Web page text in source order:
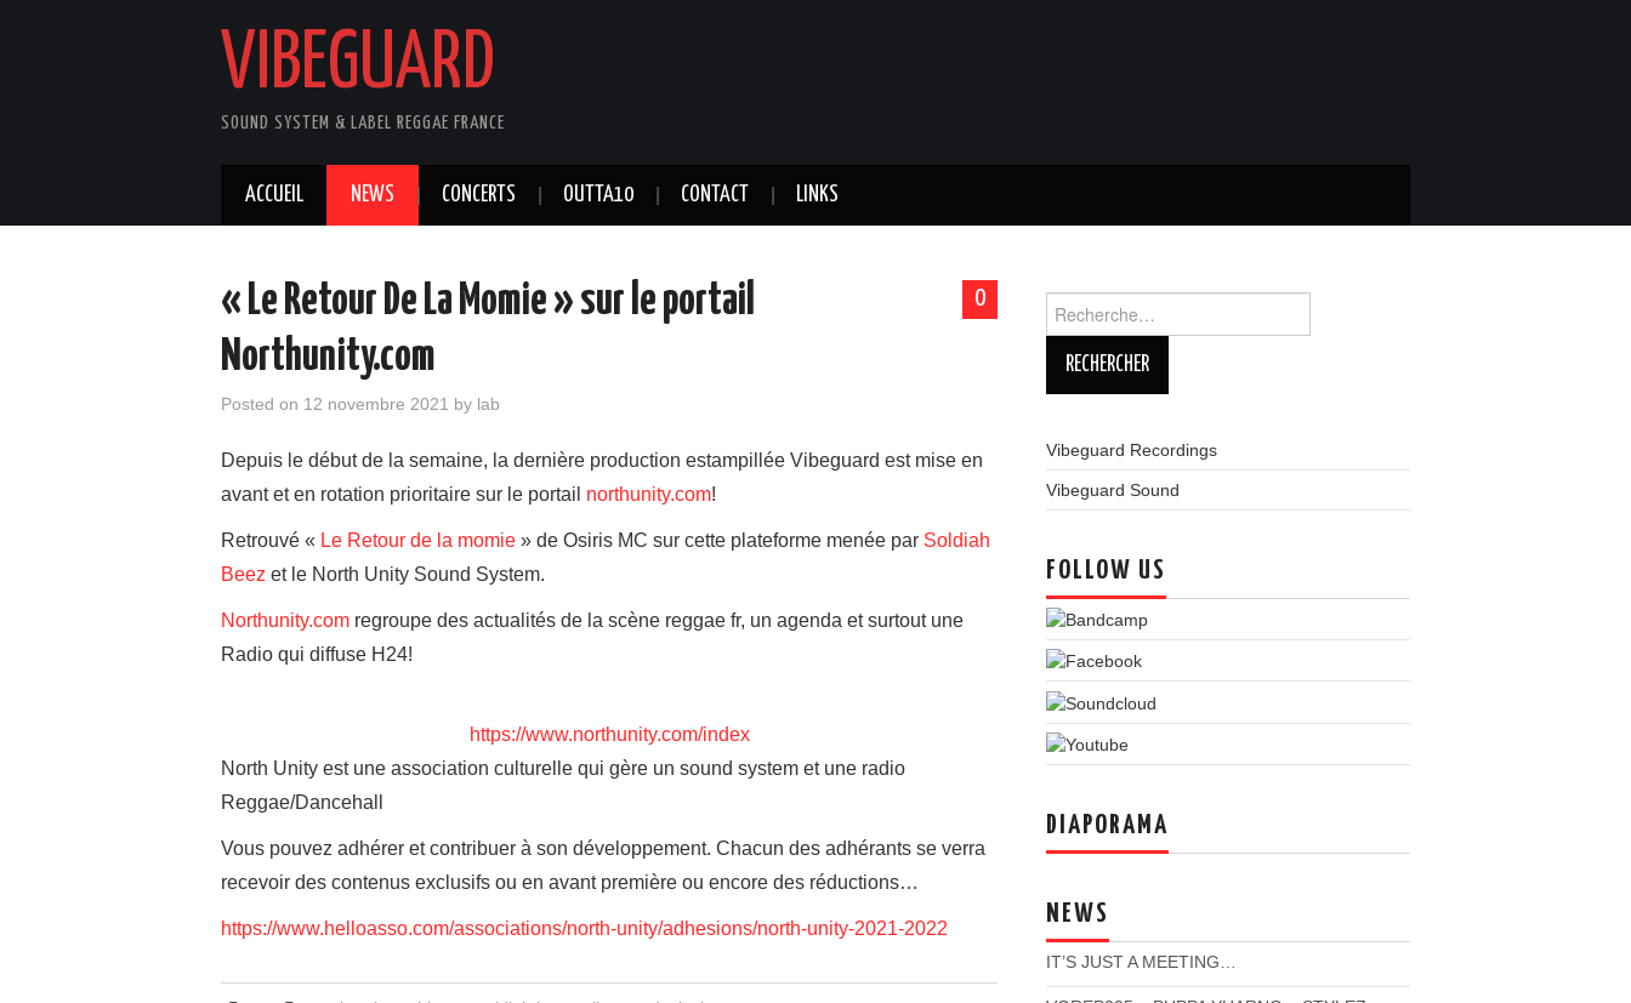
VIBEGUARD
SOUND SYSTEM & LABEL REGGAE FRANCE
ACCUEIL NEWS CONCERTS OUTTA10 CONTACT LINKS
0
« Le Retour De La Momie » sur le portail
Northunity.com
Posted on 12 novembre 2021 by lab
Depuis le début de la semaine, la dernière production estampillée Vibeguard est mise en
avant et en rotation prioritaire sur le portail northunity.com!
Retrouvé « Le Retour de la momie » de Osiris MC sur cette plateforme menée par Soldiah
Beez et le North Unity Sound System.
Northunity.com regroupe des actualités de la scène reggae fr, un agenda et surtout une
Radio qui diffuse H24!
https://www.northunity.com/index
North Unity est une association culturelle qui gère un sound system et une radio
Reggae/Dancehall
Vous pouvez adhérer et contribuer à son développement. Chacun des adhérants se verra
recevoir des contenus exclusifs ou en avant première ou encore des réductions…
https://www.helloasso.com/associations/north-unity/adhesions/north-unity-2021-2022
Vibeguard Recordings
Vibeguard Sound
FOLLOW US
DIAPORAMA
NEWS
IT’S JUST A MEETING…